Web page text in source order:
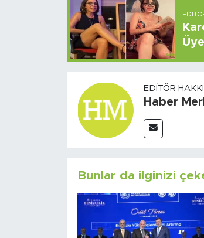
EDITÖR
Haber
Bunlar da ilginizi